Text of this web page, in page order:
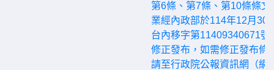
第6條、第7條、第10條條文
業經內政部於114年12月30
台內移字第11409340671號
修正發布，如需修正發布條
請至行政院公報資訊網（網